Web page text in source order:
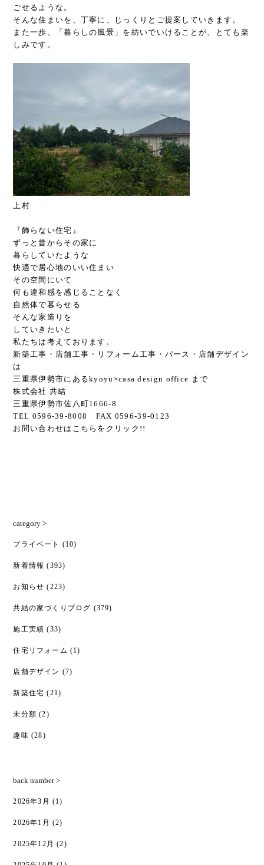
ごせるような。
そんな住まいを、丁寧に、じっくりとご提案していきます。
また一歩、「暮らしの風景」を紡いでいけることが、とても楽
しみです。
上村
『飾らない住宅』
ずっと昔からその家に
暮らしていたような
快適で居心地のいい住まい
その空間にいて
何も違和感を感じることなく
自然体で暮らせる
そんな家造りを
していきたいと
私たちは考えております。
新築工事・店舗工事・リフォーム工事・パース・店舗デザイン
は
三重県伊勢市にあるkyoyu×casa design office まで
株式会社 共結
三重県伊勢市佐八町1666-8
TEL 0596-39-8008 FAX 0596-39-0123
お問い合わせは こちら をクリック!!
category >
プライベート (10)
新着情報 (393)
お知らせ (223)
共結の家づくりブログ (379)
施工実績 (33)
住宅リフォーム (1)
店舗デザイン (7)
新築住宅 (21)
未分類 (2)
趣味 (28)
back number >
2026年3月 (1)
2026年1月 (2)
2025年12月 (2)